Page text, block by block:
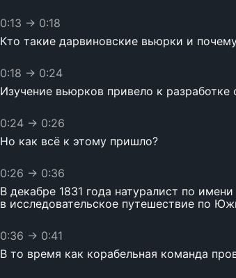
0:13 → 0:18
Кто такие дарвиновские вьюрки и
0:18 → 0:24
Изучение вьюрков привело к
0:24 → 0:26
Но как всё к этому пришло?
0:26 → 0:36
В декабре 1831 года натуралист по
в исследовательское путешествие по
0:36 → 0:41
В то время как корабельная команда